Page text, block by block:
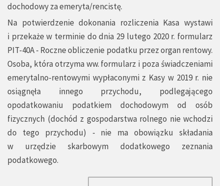
dochodowy za emeryta/rencistę.
Na potwierdzenie dokonania rozliczenia Kasa wystawi
i przekaże w terminie do dnia 29 lutego 2020 r. formularz
PIT-40A - Roczne obliczenie podatku przez organ rentowy.
Osoba, która otrzyma ww. formularz i poza świadczeniami
emerytalno-rentowymi wypłaconymi z Kasy w 2019 r. nie
osiągnęła innego przychodu, podlegającego
opodatkowaniu podatkiem dochodowym od osób
fizycznych (dochód z gospodarstwa rolnego nie wchodzi
do tego przychodu) - nie ma obowiązku składania
w urzędzie skarbowym dodatkowego zeznania
podatkowego.